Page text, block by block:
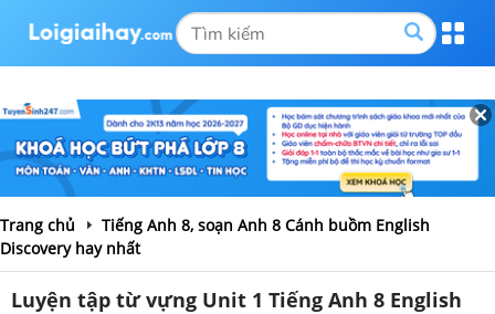
Trang chủ
Tiếng Anh 8, soạn Anh 8 Cánh buồm English
Discovery hay nhất
Luyện tập từ vựng Unit 1 Tiếng Anh 8 English